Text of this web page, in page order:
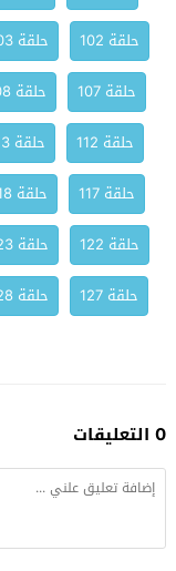
حلقة 102
حلقة 103
حلقة 107
حلقة 108
حلقة 112
حلقة 113
حلقة 117
حلقة 118
حلقة 122
حلقة 123
حلقة 127
حلقة 128
0 التعليقات